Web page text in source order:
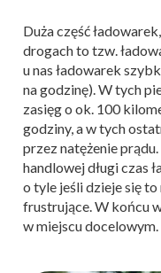
Duża część
drogach to tzw.
u nas ładowarek
na godzinę). W tych
zasięg o ok. 100
godziny, a w tych
przez natężenie
handlowej długi czas
o tyle jeśli dzieje się to
frustrujące. W końcu
w miejscu docelowym.